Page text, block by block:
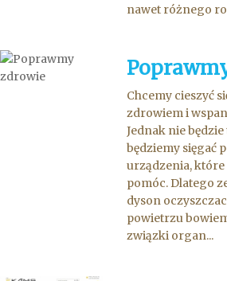
nawet różnego
Chcemy cieszyć
zdrowiem i
Jednak nie
będziemy sięgać
urządzenia,
pomóc. Dlatego
dyson
powietrzu
związki organ...